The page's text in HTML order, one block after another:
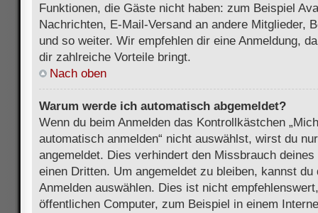
Funktionen, die Gäste nicht haben: zum Beispiel
Nachrichten, E-Mail-Versand an andere Mitglieder,
und so weiter. Wir empfehlen dir eine Anmeldung,
dir zahlreiche Vorteile bringt.
Nach oben
Warum werde ich automatisch abgemeldet?
Wenn du beim Anmelden das Kontrollkästchen
automatisch anmelden“ nicht auswählst, wirst du
angemeldet. Dies verhindert den Missbrauch
einen Dritten. Um angemeldet zu bleiben, kannst
Anmelden auswählen. Dies ist nicht
öffentlichen Computer, zum Beispiel in einem